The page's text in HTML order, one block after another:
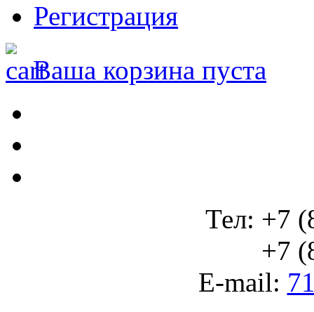
Регистрация
Ваша корзина пуста
Тел: +7
+7
E-mail: